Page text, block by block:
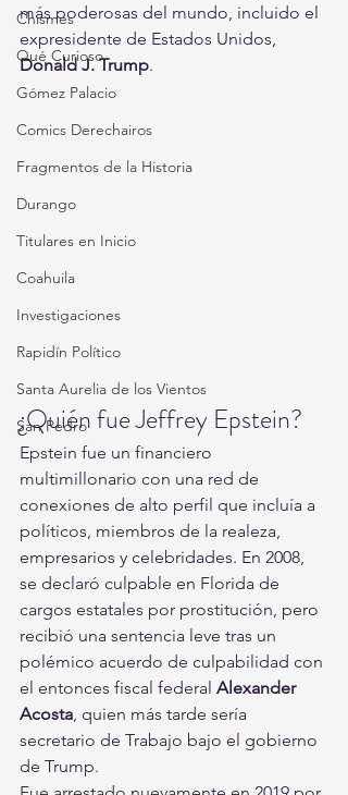
Chismes
Qué Curioso
Gómez Palacio
Comics Derechairos
Fragmentos de la Historia
Durango
Titulares en Inicio
Coahuila
Investigaciones
Rapidín Político
Santa Aurelia de los Vientos
San Pedro
más poderosas del mundo, incluido el
expresidente de Estados Unidos,
Donald J. Trump.
¿Quién fue Jeffrey Epstein?
Epstein fue un financiero
multimillonario con una red de
conexiones de alto perfil que incluía a
políticos, miembros de la realeza,
empresarios y celebridades. En 2008,
se declaró culpable en Florida de
cargos estatales por prostitución, pero
recibió una sentencia leve tras un
polémico acuerdo de culpabilidad con
el entonces fiscal federal Alexander
Acosta , quien más tarde sería
secretario de Trabajo bajo el gobierno
de Trump.